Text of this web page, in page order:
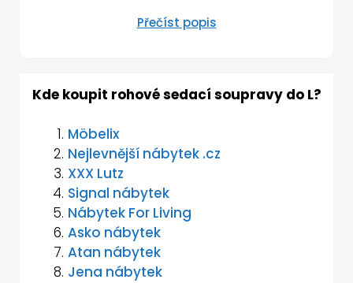
Přečíst popis
Kde koupit rohové sedací soupravy do L?
Möbelix
Nejlevnější nábytek .cz
XXX Lutz
Signal nábytek
Nábytek For Living
Asko nábytek
Atan nábytek
Jena nábytek